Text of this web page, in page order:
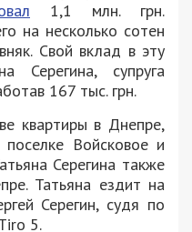
1,1 млн. грн.
на несколько сотен
Свой вклад в эту
Серегина, супруга
167 тыс. грн.
квартиры в Днепре,
Войсковое и
Серегина также
Татьяна ездит на
Серегин, судя по
5.